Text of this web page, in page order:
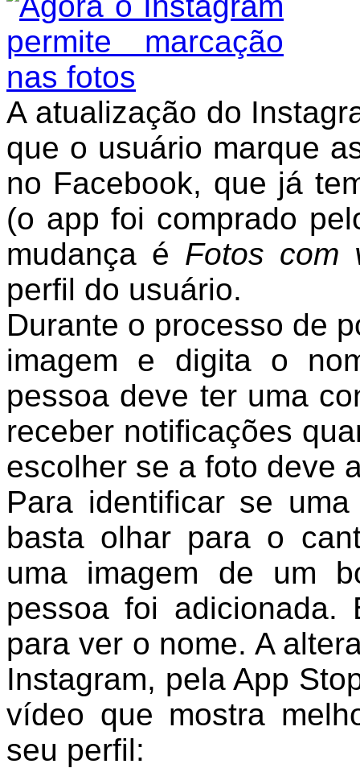
A atualização do
que o usuário marque
no Facebook, que já
(o app foi comprado
mudança é Fotos
perfil do usuário.
Durante o processo de
imagem e digita o
pessoa deve ter uma
receber notificações
escolher se a foto deve
Para identificar se
basta olhar para o
uma imagem de um
pessoa foi
para ver o nome. A
Instagram, pela App
vídeo que mostra
seu perfil: